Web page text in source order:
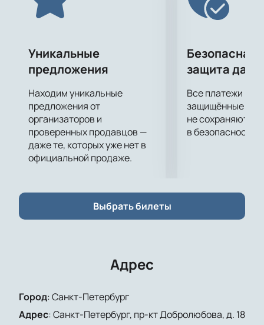
Уникальные
предложения
Находим уникальные
предложения от
организаторов и
проверенных продавцов —
даже те, которых уже нет в
официальной продаже.
Безопасная
защита
Все платежи
защищённые
не сохраняются
в безопасности.
Выбрать билеты
Адрес
Город:Санкт-Петербург
Адрес:Санкт-Петербург, пр-кт Добролюбова, д. 18